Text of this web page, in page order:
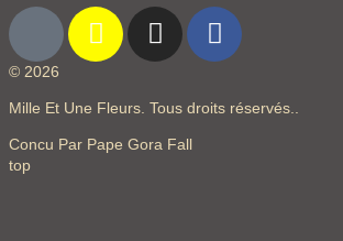
© 2026
Mille Et Une Fleurs. Tous droits réservés..
Concu Par Pape Gora Fall
top